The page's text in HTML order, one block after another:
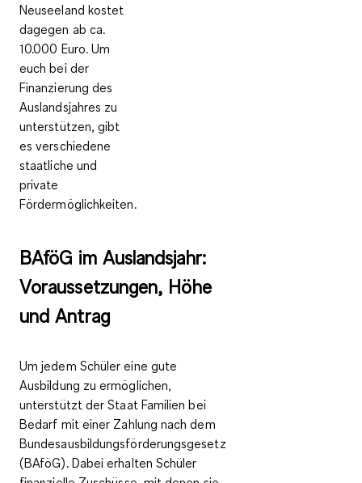
Neuseeland kostet
dagegen ab ca.
10.000 Euro. Um
euch bei der
Finanzierung des
Auslandsjahres zu
unterstützen, gibt
es verschiedene
staatliche und
private
Fördermöglichkeiten.
BAföG im Auslandsjahr:
Voraussetzungen, Höhe
und Antrag
Um jedem Schüler eine gute
Ausbildung zu ermöglichen,
unterstützt der Staat Familien bei
Bedarf mit einer Zahlung nach dem
Bundesausbildungsförderungsgesetz
(BAföG). Dabei erhalten Schüler